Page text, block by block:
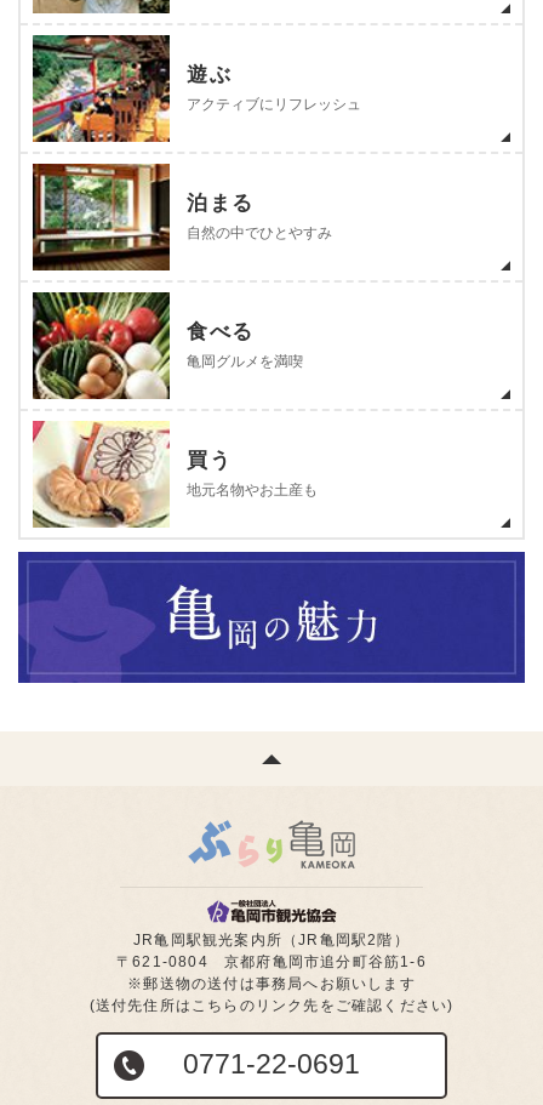
遊ぶ
アクティブにリフレッシュ
泊まる
自然の中でひとやすみ
食べる
亀岡グルメを満喫
買う
地元名物やお土産も
JR亀岡駅観光案内所（JR亀岡駅2階）
〒621-0804 京都府亀岡市追分町谷筋1-6
※郵送物の送付は事務局へお願いします
(送付先住所はこちらのリンク先をご確認ください)
0771-22-0691